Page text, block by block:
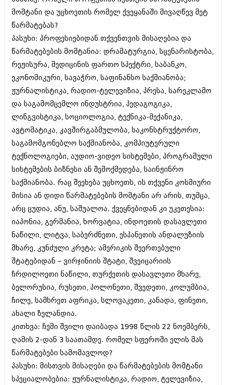
კულინარია
ავტორჩევები
ბელადები
ბიზნესსიახლეები
გვარები
თემიდას სასწორი
იუმორი
კალეიდოსკოპი
ჰოროსკოპი და შეუცნობელი
რომანი და დეტექტივი
სახალისო ამბები
შოუბიზნესი
დაიჯესტი
ქალი და მამაკაცი
ისტორია
სხვადასხვა
ანონსი
აგვისტო 2018 (162)
ივლისი 2018 (223)
ბიზნესსიახლეები
გვარები
თემიდას სასწორი
იუმორი
კალეიდოსკოპი
ჰოროსკოპი და შეუცნობელი
კრიმინალი
რომანი და დეტექტივი
სახალისო ამბები
შოუბიზნესი
ქალი და მამაკაცი
ისტორია
სხვადასხვა
ანონსი
არქივი
ნოემბერი 2020 (103)
ოქტომბერი 2020 (209)
სექტემბერი 2020 (204)
აგვისტო 2020 (249)
ივლისი 2020 (204)
ივნისი 2020 (249)
მომტანი და უცხოეთის რომელ ქვეყანაში მივაღწევ მეტ
წარმატებას?
პასუხი: პროფესიებიდან თქვენთვის მისაღებია და
წარმატებების მომტანია: დრამატურგია, სცენარისტობა,
რეჟისურა, მედიცინის ფართო სპექტრი, საბანკო,
ეკონომიკური, სავაჭრო, საფინანსო საქმიანობა;
ჟურნალისტიკა, რადიო-ტელევიზია, პრესა, სარეკლამო
და საგამომცემლო ინდუსტრია, პედაგოგიკა,
ლინგვისტიკა, სოციოლოგია, ტექნიკა-მექანიკა,
ავტომატიკა, კავშირგაბმულობა, საკონსტრუქტორო,
საგამომგონებლო საქმიანობა, კომპიუტერული
ტექნოლოგიები, აუდიო-ვიდეო სისტემები, პროგრამული
სისტემების ბიზნესი ან შემოქმედება, საინჟინრო
საქმიანობა. რაც შეეხება უცხოეთს, ის თქვენი კოსმიური
მისია ან დიდი წარმატებების მომტანი არ არის, თუმცა,
არც ცუდია, ანუ, საშუალოა. ქვეყნებიდან კი უკეთესია:
იაპონია, გერმანია, ხორვატია, ინდოეთის დასავლეთი
ნაწილი, ლიტვა, საბერძნეთი, ესპანეთის ანდალუზიის
მხარე, კუნძული კრეტა; ამერიკის შეერთებული
შტატებიდან – ვირჯინიის შტატი, შვეიცარიის
ჩრდილოეთი ნაწილი, თურქეთის დასავლეთი მხარე,
ბელორუსია, რუსეთი, პოლონეთი, შვედეთი, კოლუმბია,
ჩილე, სამხრეთ აფრიკა, სლოვაკეთი, კანადა, ფინეთი,
ახალი ზელანდია.
კითხვა: ჩემი შვილი დაიბადა 1998 წლის 22 ნოემბერს,
ღამის 2-დან 3 საათამდე. რომელ სფეროში ელის მას
წარმატებები სამომავლოდ?
პასუხი: მისთვის მისაღები და წარმატებების მომტანი
სპეციალობებია: ჟურნალისტიკა, რადიო, ტელევიზია,